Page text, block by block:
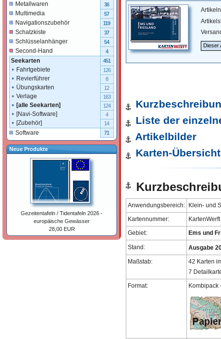
Dieser
Liste der
Artikelbilder
Karten-Übersicht
Anwendungsbereich: Klein- und
Kartennummer:
Gebiet:
Ems und
Stand:
Ausgabe
Maßstab:
42 Karten
7
Format:
Kombipack
Metallwaren 36
Multimedia 57
Navigationszubehör 119
Schatzkiste 37
Schlüsselanhänger 54
Second-Hand 4
Seekarten 451
Fahrtgebiete 126
Revierführer 8
Übungskarten 12
Verlage 163
[alle Seekarten] 124
[Navi-Software] 4
[Zubehör] 14
Software 71
Neue Produkte
Gezeitentafeln / Tidentafeln 2026 -
europäische Gewässer
28,00 EUR